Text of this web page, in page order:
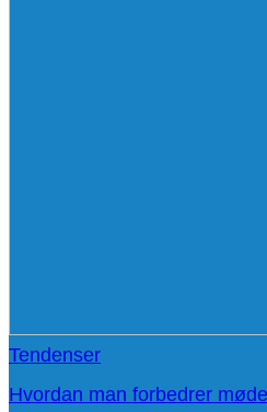
Tendenser
Hvordan man forbedrer